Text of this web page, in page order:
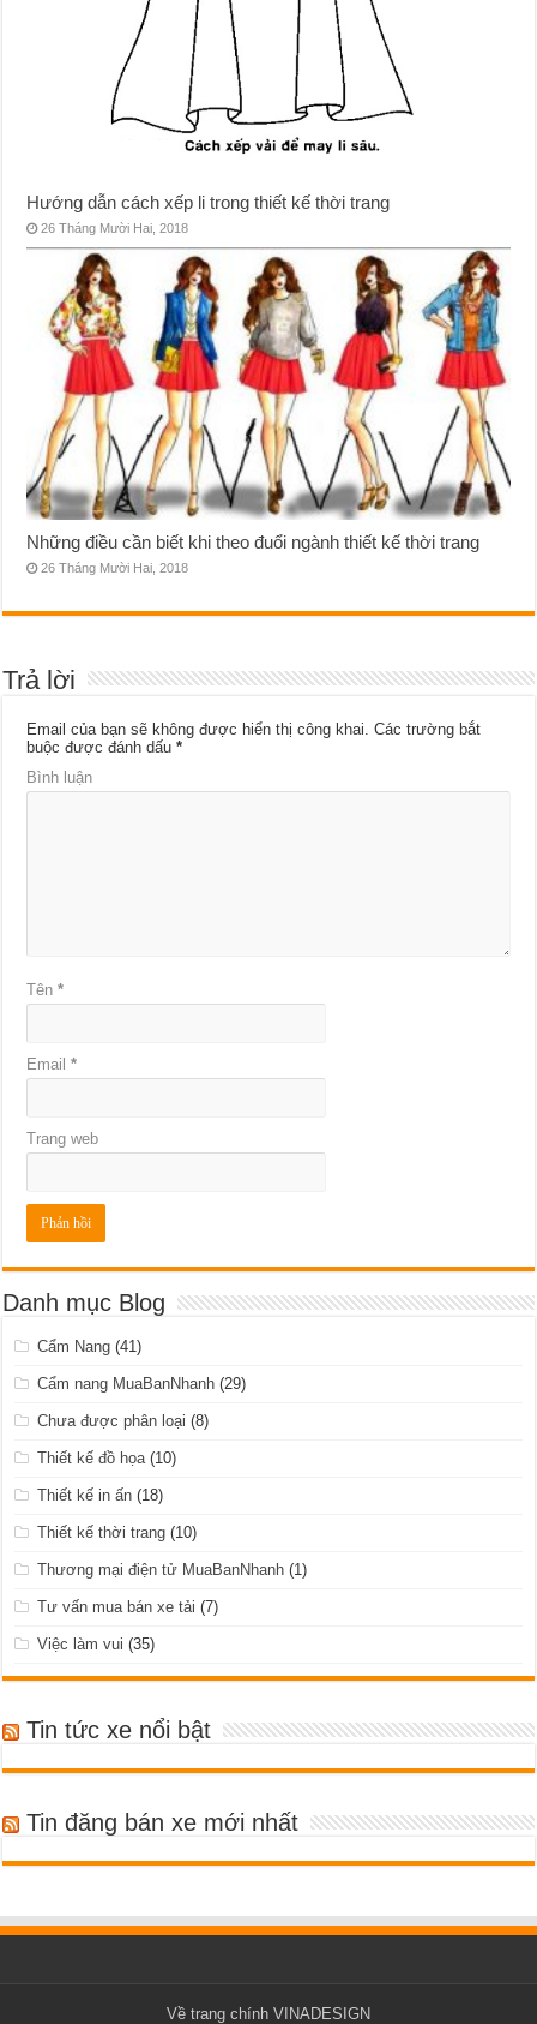
Hướng dẫn cách xếp li trong thiết kế thời trang
26 Tháng Mười Hai, 2018
Những điều cần biết khi theo đuổi ngành thiết kế thời trang
26 Tháng Mười Hai, 2018
Trả lời
Email của bạn sẽ không được hiển thị công khai. Các trường bắt
buộc được đánh dấu*
Bình luận
Tên*
Email*
Trang web
Danh mục Blog
Cẩm Nang (41)
Cẩm nang MuaBanNhanh (29)
Chưa được phân loại (8)
Thiết kế đồ họa(10)
Thiết kế in ấn (18)
Thiết kế thời trang (10)
Thương mại điện tử MuaBanNhanh (1)
Tư vấn mua bán xe tải (7)
Việc làm vui (35)
Tin tức xe nổi bật
Tin đăng bán xe mới nhất
Về trang chính VINADESIGN